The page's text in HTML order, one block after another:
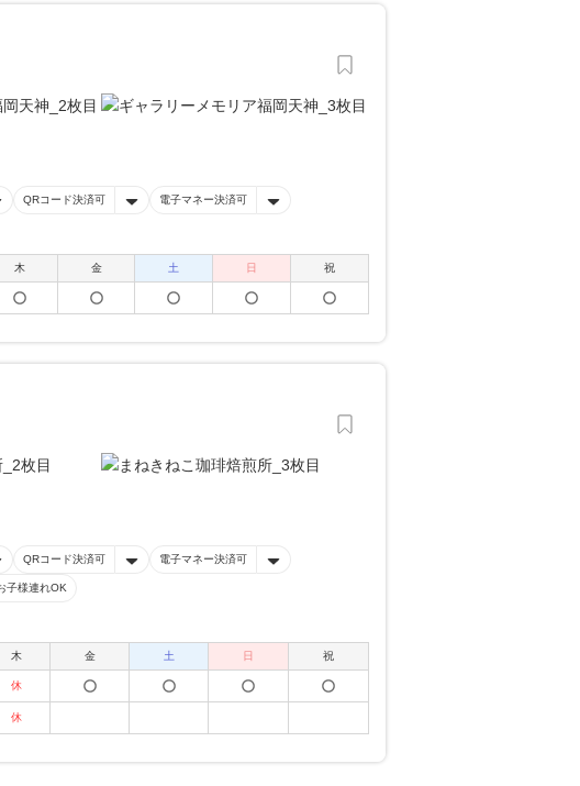
QRコード決済可 電子マネー決済可
木 金 土 日 祝
QRコード決済可 電子マネー決済可
子様連れOK
木 金 土 日 祝
休
休